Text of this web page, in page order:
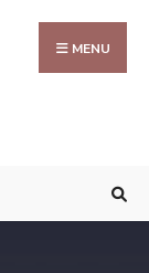
MENU